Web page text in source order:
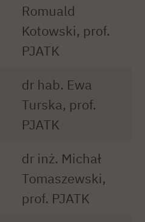
Romuald
Kotowski, prof.
PJATK
dr hab. Ewa
Turska, prof.
PJATK
dr inż. Michał
Tomaszewski,
prof. PJATK